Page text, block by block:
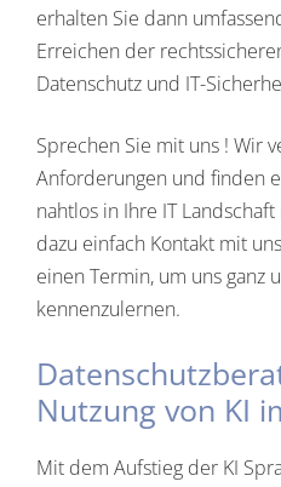
erhalten Sie dann
Erreichen der
Datenschutz und IT-
Sprechen Sie mit uns ! Wir
Anforderungen und finden
nahtlos in Ihre IT
dazu einfach Kontakt mit
einen Termin, um uns ganz
kennenzulernen.
Nutzung von KI
Mit dem Aufstieg der KI